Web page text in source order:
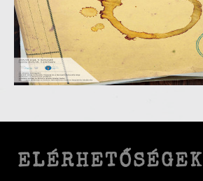
ELÉRHETŐSÉGEK